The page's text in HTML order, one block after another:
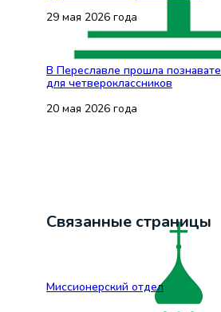
29 мая 2026 года
В Переславле прошла
для четвероклассников
20 мая 2026 года
Связанные страницы
Миссионерский отдел